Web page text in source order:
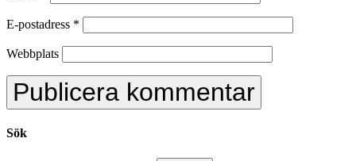
E-postadress *
Webbplats
Sök